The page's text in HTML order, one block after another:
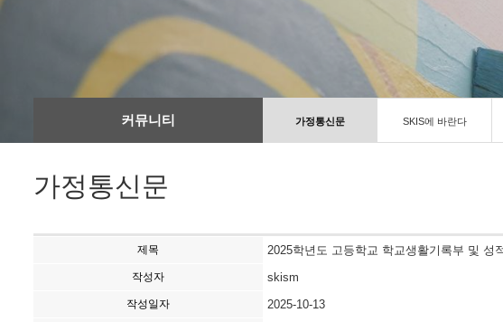
커뮤니티 가정통신문 SKIS에 바란다
가정통신문
제목 2025학년도 고등학교 학교생활기록부 및 성
작성자 skism
작성일자 2025-10-13